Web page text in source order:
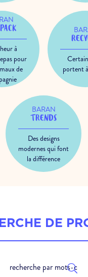
à
pour
de
portent
BARAN
TRENDS
Des designs
modernes qui font
la différence
DE